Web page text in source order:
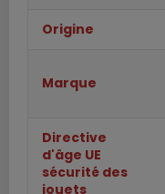
Origine
Marque
Directive
d'âge UE
sécurité des
jouets